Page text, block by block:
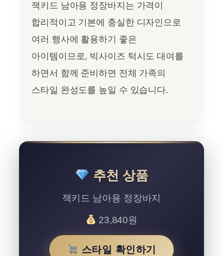
잭키드 남아용 정장바지는 가격이
합리적이고 기본에 충실한 디자인으로
여러 행사에 활용하기 좋은
아이템이므로, 빅사이즈 턱시도 대여를
하면서 함께 준비하면 전체 가족의
스타일 완성도를 높일 수 있습니다.
추천 상품
잭키드 남아용 정장바지
23,840원
스타일 확인하기